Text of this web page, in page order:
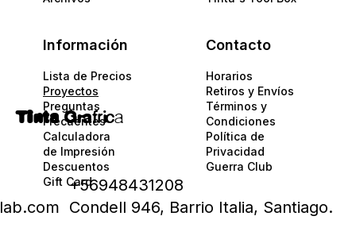
Información
Lista de Precios
Proyectos
Preguntas
Frecuentes
Calculadora
de Impresión
Descuentos
Gift Card
Contacto
Horarios
Retiros y Envíos
Términos y
Condiciones
Política de
Privacidad​​
Guerra Club
Tinta Grafrica
+56948431208
Condell 946, Barrio Italia, Santiago.